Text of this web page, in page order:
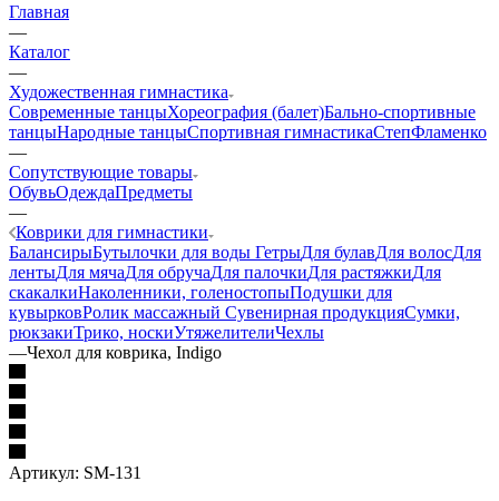
Главная
—
Каталог
—
Художественная гимнастика
Современные танцыХореография (балет)Бально-спортивные
танцыНародные танцыСпортивная гимнастикаСтепФламенко
—
Сопутствующие товары
ОбувьОдеждаПредметы
—
Коврики для гимнастики
БалансирыБутылочки для воды ГетрыДля булавДля волосДля
лентыДля мячаДля обручаДля палочкиДля растяжкиДля
скакалкиНаколенники, голеностопыПодушки для
кувырковРолик массажный Сувенирная продукцияСумки,
рюкзакиТрико, носкиУтяжелителиЧехлы
—Чехол для коврика, Indigo
Артикул: SM-131